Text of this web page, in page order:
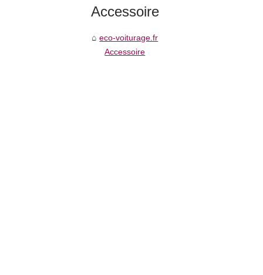
Accessoire
eco-voiturage.fr
Accessoire